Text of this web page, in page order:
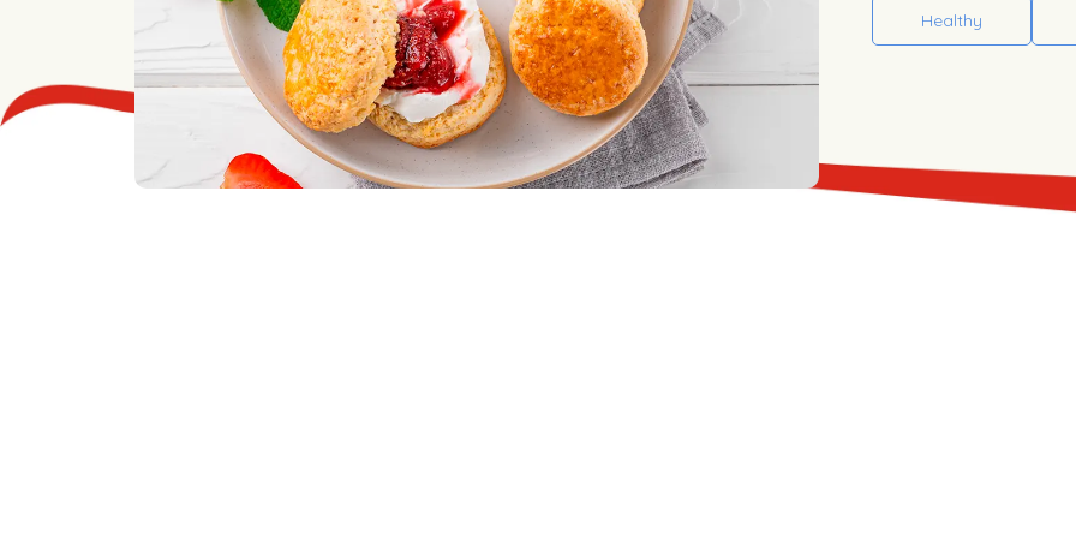
Healthy